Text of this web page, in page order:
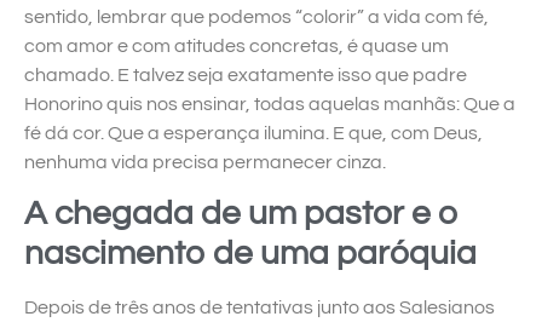
sentido, lembrar que podemos “colorir” a vida com fé,
com amor e com atitudes concretas, é quase um
chamado. E talvez seja exatamente isso que padre
Honorino quis nos ensinar, todas aquelas manhãs: Que a
fé dá cor. Que a esperança ilumina. E que, com Deus,
nenhuma vida precisa permanecer cinza.
A chegada de um pastor e o
nascimento de uma paróquia
Depois de três anos de tentativas junto aos Salesianos